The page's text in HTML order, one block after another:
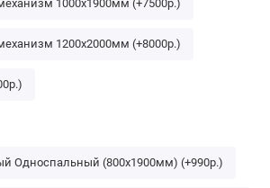
1000х1900мм (+7500р.)
1200х2000мм (+8000р.)
Односпальный (800х1900мм) (+990р.)